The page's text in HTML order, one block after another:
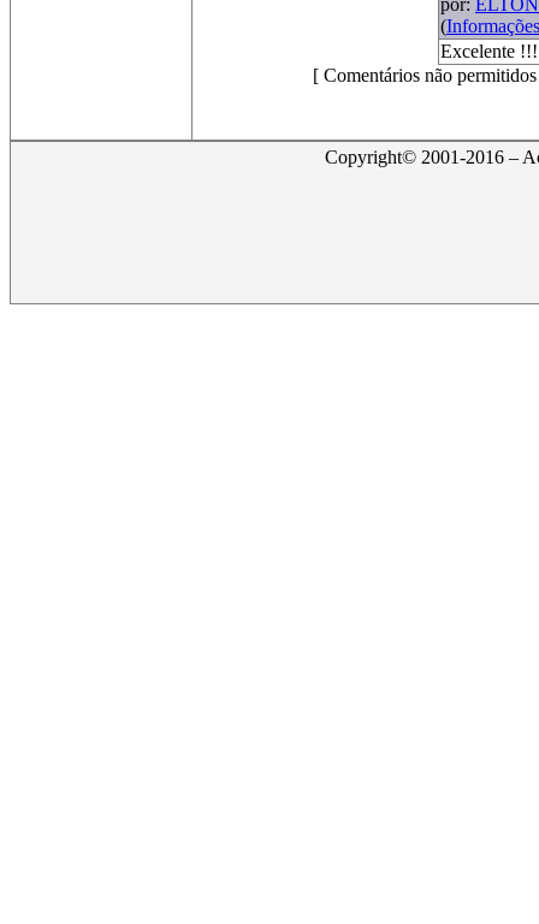
por:
(
Excelente !!!
[ Comentários não
Copyright© 2001-2016 –